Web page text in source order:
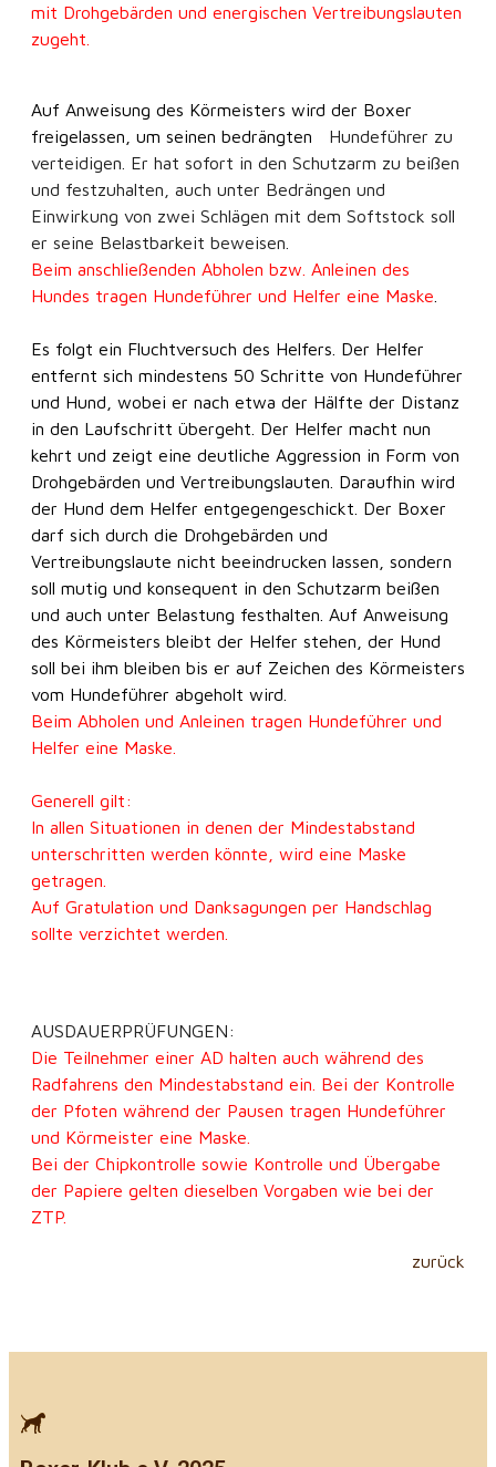
zurück
mit Drohgebärden und energischen Vertreibungslauten
zugeht.
Auf Anweisung des Körmeisters wird der Boxer
freigelassen, um seinen bedrängten Hundeführer zu
verteidigen. Er hat sofort in den Schutzarm zu beißen
und festzuhalten, auch unter Bedrängen und
Einwirkung von zwei Schlägen mit dem Softstock soll
er seine Belastbarkeit beweisen.
Beim anschließenden Abholen bzw. Anleinen des
Hundes tragen Hundeführer und Helfer eine Maske
Es folgt ein Fluchtversuch des Helfers. Der Helfer
entfernt sich mindestens 50 Schritte von Hundeführer
und Hund, wobei er nach etwa der Hälfte der Distanz
in den Laufschritt übergeht. Der Helfer macht nun
kehrt und zeigt eine deutliche Aggression in Form von
Drohgebärden und Vertreibungslauten. Daraufhin wird
der Hund dem Helfer entgegengeschickt. Der Boxer
darf sich durch die Drohgebärden und
Vertreibungslaute nicht beeindrucken lassen, sondern
soll mutig und konsequent in den Schutzarm beißen
und auch unter Belastung festhalten. Auf Anweisung
des Körmeisters bleibt der Helfer stehen, der Hund
soll bei ihm bleiben bis er auf Zeichen des Körmeisters
vom Hundeführer abgeholt wird.
Beim Abholen und Anleinen tragen Hundeführer und
Helfer eine Maske.
Generell gilt:
In allen Situationen in denen der Mindestabstand
unterschritten werden könnte, wird eine Maske
getragen.
Auf Gratulation und Danksagungen per Handschlag
sollte verzichtet werden.
AUSDAUERPRÜFUNGEN:
Die Teilnehmer einer AD halten auch während des
Radfahrens den Mindestabstand ein. Bei der Kontrolle
der Pfoten während der Pausen tragen Hundeführer
und Körmeister eine Maske.
Bei der Chipkontrolle sowie Kontrolle und Übergabe
der Papiere gelten dieselben Vorgaben wie bei der
ZTP.